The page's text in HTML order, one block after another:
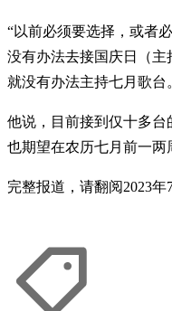
“以前必须要选择，或者
没有办法去接国庆日（主
就没有办法主持七月歌台
他说，目前接到仅十多台
也期望在农历七月前一两
完整报道，请翻阅2023年